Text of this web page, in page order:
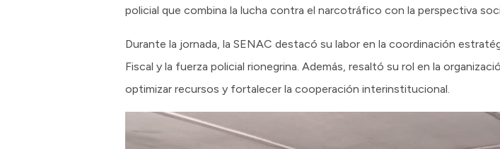
policial que combina la lucha contra el narcotráfico con la perspectiva
Durante la jornada, la SENAC destacó su labor en la coordinación
Fiscal y la fuerza policial rionegrina. Además, resaltó su rol en la
optimizar recursos y fortalecer la cooperación interinstitucional.